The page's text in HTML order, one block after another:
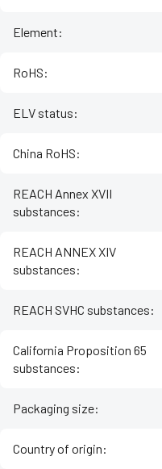
Element:
RoHS:
ELV status:
China RoHS:
REACH Annex XVII
substances:
REACH ANNEX XIV
substances:
REACH SVHC substances:
California Proposition 65
substances:
Packaging size:
Country of origin: